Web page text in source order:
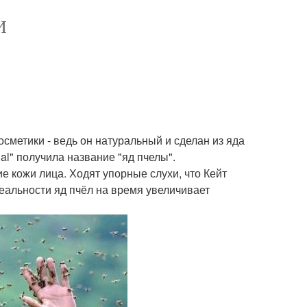
- ведь он натуральный и сделан из яда
получила название "яд пчелы".
кожи лица. Ходят упорные слухи, что Кейт
яд пчёл на время увеличивает